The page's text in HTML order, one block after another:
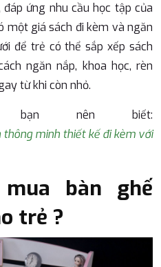
ứng nhu cầu học tập của
một giá sách đi kèm và ngăn
để trẻ có thể sắp xếp sách
ngăn nắp, khoa học, rèn
từ khi còn nhỏ.
nên biết:
thông minh thiết kế đi kèm với
bàn ghế
trẻ ?